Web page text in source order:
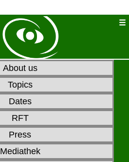
About us
Topics
Dates
RFT
Press
Mediathek